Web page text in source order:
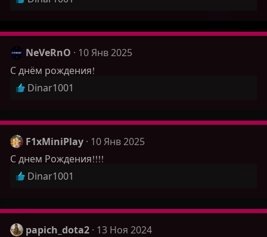
к
ц
и
и
:
NeVeRnO 10 Янв 2025
С днём рождения!
Р
к
ц
и
:
Dinar1001
F1xMiniPlay 10 Янв 2025
С днем Рождения!!!!
Р
к
ц
Dinar1001
papich_dota2 13 Ноя 2024